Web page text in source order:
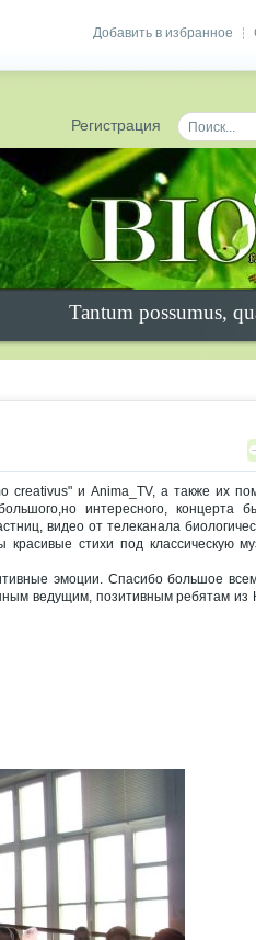
Добавить в избранное
Регистрация
Tantum possumus,
creativus" и Anima_TV, а также их
интересного, концерта
видео от телеканала
стихи под классическую
эмоции. Спасибо большое
ведущим, позитивным ребятам из